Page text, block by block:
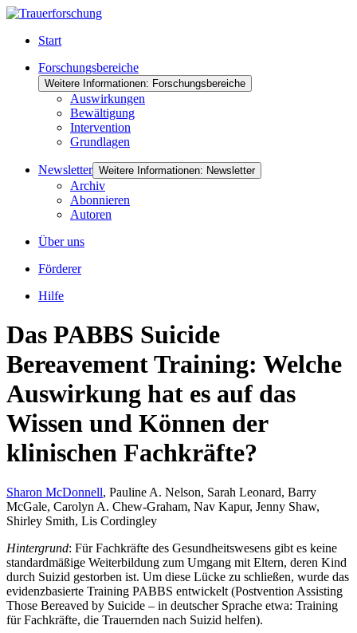
Start
Forschungsbereiche
Weitere Informationen: Forschungsbereiche
Auswirkungen
Bewältigung
Intervention
Grundlagen
Newsletter Weitere Informationen: Newsletter
Archiv
Abonnieren
Autoren
Über uns
Förderer
Hilfe
Das PABBS Suicide
Bereavement Training: Welche
Auswirkung hat es auf das
Wissen und Können der
klinischen Fachkräfte?
Sharon McDonnell, Pauline A. Nelson, Sarah Leonard, Barry
McGale, Carolyn A. Chew-Graham, Nav Kapur, Jenny Shaw,
Shirley Smith, Lis Cordingley
Hintergrund: Für Fachkräfte des Gesundheitswesens gibt es keine
standardmäßige Weiterbildung zum Umgang mit Eltern, deren Kind
durch Suizid gestorben ist. Um diese Lücke zu schließen, wurde das
evidenzbasierte Training PABBS entwickelt (Postvention Assisting
Those Bereaved by Suicide – in deutscher Sprache etwa: Training
für Fachkräfte, die Trauernden nach Suizid helfen).